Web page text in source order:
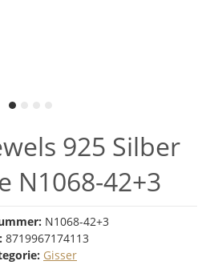
925 Silber
N1068-42+3
N1068-42+3
8719967174113
Gisser